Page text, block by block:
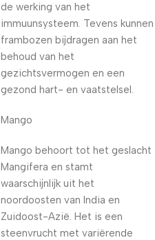
de werking van het
immuunsysteem. Tevens kunnen
frambozen bijdragen aan het
behoud van het
gezichtsvermogen en een
gezond hart- en vaatstelsel.
Mango
Mango behoort tot het geslacht
Mangifera en stamt
waarschijnlijk uit het
noordoosten van India en
Zuidoost-Azië. Het is een
steenvrucht met variërende